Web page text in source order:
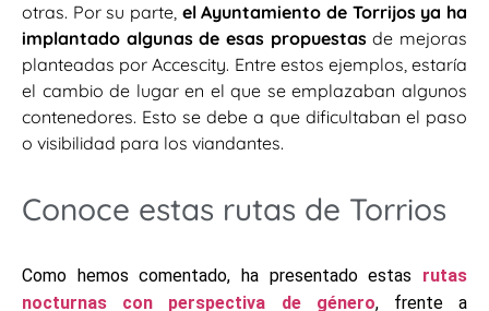
otras. Por su parte, el Ayuntamiento de Torrijos ya ha
implantado algunas de esas propuestasde mejoras
planteadas por Accescity. Entre estos ejemplos, estaría
el cambio de lugar en el que se emplazaban algunos
contenedores. Esto se debe a que dificultaban el paso
o visibilidad para los viandantes.
Conoce estas rutas de Torrios
Como hemos comentado, ha presentado estas
rutas
nocturnas con perspectiva de género, frente a